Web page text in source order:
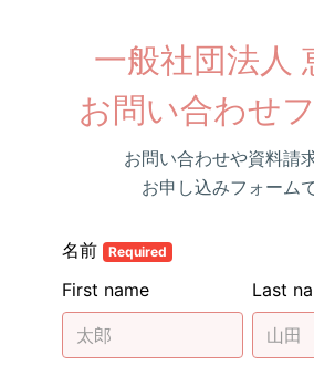
一般社団法人
お問い合わせ
お問い合わせや資料請
お申し込みフォームで
名前 Required
Last
First name